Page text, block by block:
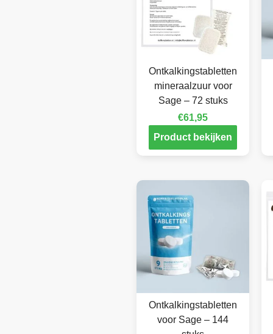
Ontkalkingstabletten
mineraalzuur voor
Sage – 72 stuks
€61,95
Product bekijken
Ontkalkingstabletten
voor Sage – 144